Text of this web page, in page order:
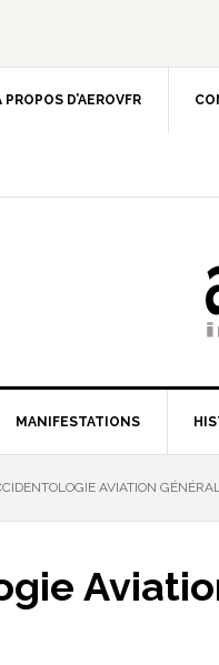
PROPOS D’AEROVFR
MANIFESTATIONS
AVIATION